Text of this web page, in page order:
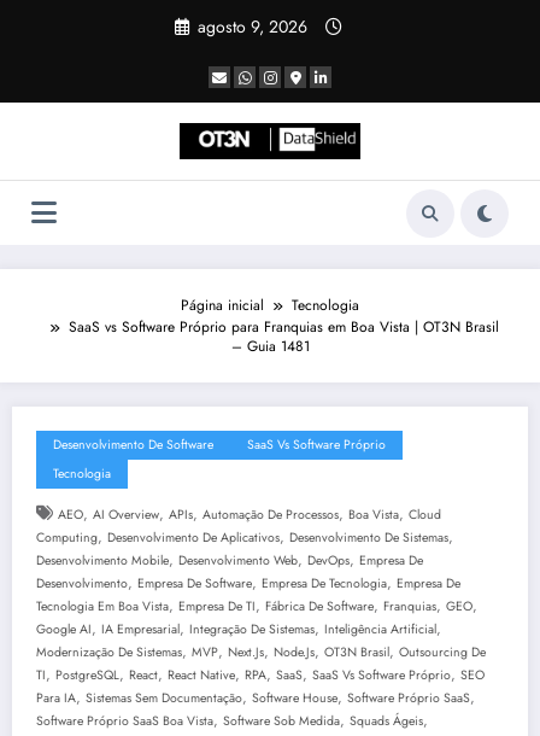
agosto 9, 2026
Página inicial
Tecnologia
SaaS vs Software Próprio para Franquias em Boa Vista | OT3N Brasil
– Guia 1481
Desenvolvimento De Software
SaaS Vs Software Próprio
Tecnologia
AEO, AI Overview, APIs, Automação De Processos, Boa Vista, Cloud
Computing, Desenvolvimento De Aplicativos, Desenvolvimento De Sistemas,
Desenvolvimento Mobile, Desenvolvimento Web, DevOps, Empresa De
Desenvolvimento, Empresa De Software, Empresa De Tecnologia, Empresa De
Tecnologia Em Boa Vista, Empresa De TI, Fábrica De Software, Franquias, GEO,
Google AI, IA Empresarial, Integração De Sistemas, Inteligência Artificial,
Modernização De Sistemas, MVP, Next.js, Node.js, OT3N Brasil, Outsourcing De
TI, PostgreSQL, React, React Native, RPA, SaaS, SaaS Vs Software Próprio, SEO
Para IA, Sistemas Sem Documentação, Software House, Software Próprio SaaS,
Software Próprio SaaS Boa Vista, Software Sob Medida, Squads Ágeis,